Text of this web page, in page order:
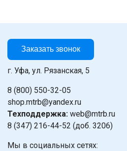
Заказать звонок
г. Уфа, ул. Рязанская, 5
8 (800) 550-32-05
shop.mtrb@yandex.ru
Техподдержка: web@mtrb.ru
8 (347) 216-44-52 (доб. 3206)
Мы в социальных сетях: